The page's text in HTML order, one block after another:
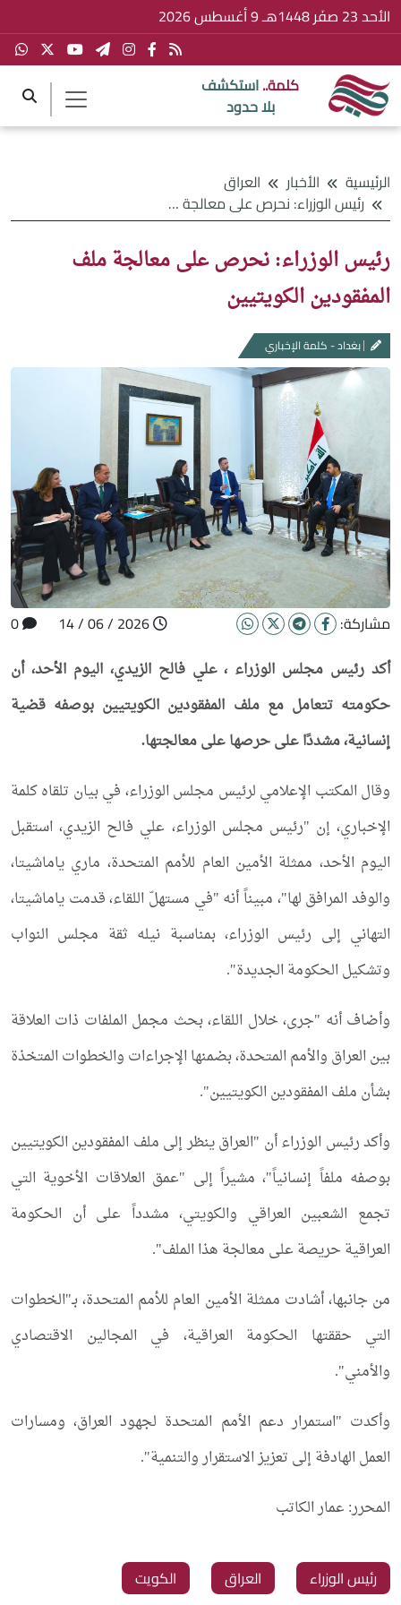
الأحد 23 صفَر 1448هـ 9 أغسطس 2026
كلمة..استكشف
بلا حدود
الرئيسية الأخبار
العراق
رئيس الوزراء: نحرص على معالجة ملف المفقودين الكويتيين
رئيس الوزراء: نحرص على معالجة ملف
المفقودين الكويتيين
بغداد - كلمة الإخباري
مشاركة:
أكد رئيس مجلس الوزراء ، علي فالح الزيدي، اليوم الأحد، أن
حكومته تتعامل مع ملف المفقودين الكويتيين بوصفه قضية
إنسانية، مشددًا على حرصها على معالجتها.
وقال المكتب الإعلامي لرئيس مجلس الوزراء، في بيان تلقاه كلمة
الإخباري، إن "رئيس مجلس الوزراء، علي فالح الزيدي، استقبل
اليوم الأحد، ممثلة الأمين العام للأمم المتحدة، ماري ياماشيتا،
والوفد المرافق لها"، مبيناً أنه "في مستهلّ اللقاء، قدمت ياماشيتا،
التهاني إلى رئيس الوزراء، بمناسبة نيله ثقة مجلس النواب
وتشكيل الحكومة الجديدة".
وأضاف أنه "جرى، خلال اللقاء، بحث مجمل الملفات ذات العلاقة
بين العراق والأمم المتحدة، بضمنها الإجراءات والخطوات المتخذة
بشأن ملف المفقودين الكويتيين".
وأكد رئيس الوزراء أن "العراق ينظر إلى ملف المفقودين الكويتيين
بوصفه ملفاً إنسانياً"، مشيراً إلى "عمق العلاقات الأخوية التي
تجمع الشعبين العراقي والكويتي، مشدداً على أن الحكومة
العراقية حريصة على معالجة هذا الملف".
من جانبها، أشادت ممثلة الأمين العام للأمم المتحدة، بـ"الخطوات
التي حققتها الحكومة العراقية، في المجالين الاقتصادي
والأمني".
وأكدت "استمرار دعم الأمم المتحدة لجهود العراق، ومسارات
العمل الهادفة إلى تعزيز الاستقرار والتنمية".
المحرر: عمار الكاتب
‏رئيس الوزراء ‏العراق ‏الكويت